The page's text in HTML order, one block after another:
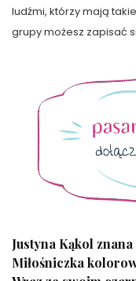
ludźmi, którzy mają
grupy możesz zapisać
Justyna Kąkol
Miłośniczka